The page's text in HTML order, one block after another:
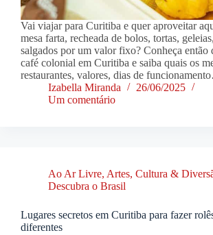
Vai viajar para Curitiba e quer aproveitar
mesa farta, recheada de bolos, tortas,
salgados por um valor fixo? Conheça então
café colonial em Curitiba e saiba quais os
restaurantes, valores, dias de
Izabella Miranda
26/06/2025
Um comentário
Ao Ar Livre, Artes, Cultura &
Descubra o Brasil
Lugares secretos em Curitiba para fazer
diferentes